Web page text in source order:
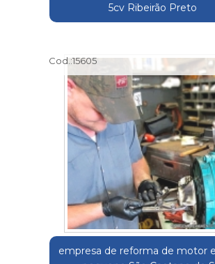
5cv Ribeirão Preto
Cod.:15605
empresa de reforma de motor